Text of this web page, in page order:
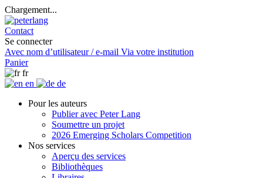
Chargement...
Contact
Se connecter
Avec nom d’utilisateur / e-mail Via votre institution
Panier
fr
en
de
Pour les auteurs
Publier avec Peter Lang
Soumettre un projet
2026 Emerging Scholars Competition
Nos services
Aperçu des services
Bibliothèques